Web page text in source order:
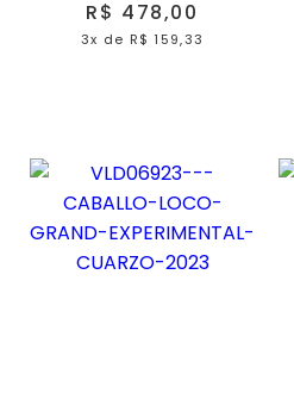
R$ 478,00
3x de R$ 159,33